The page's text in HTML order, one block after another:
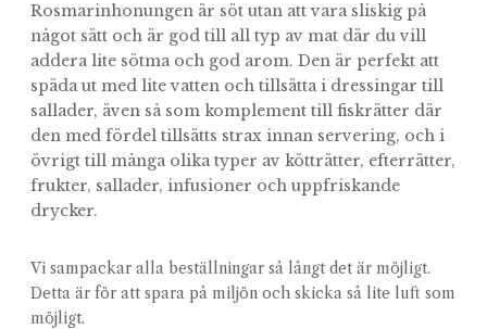
Rosmarinhonungen är söt utan att vara sliskig på
något sätt och är god till all typ av mat där du vill
addera lite sötma och god arom. Den är perfekt att
späda ut med lite vatten och tillsätta i dressingar till
sallader, även så som komplement till fiskrätter där
den med fördel tillsätts strax innan servering, och i
övrigt till många olika typer av kötträtter, efterrätter,
frukter, sallader, infusioner och uppfriskande
drycker.
Vi sampackar alla beställningar så långt det är möjligt.
Detta är för att spara på miljön och skicka så lite luft som
möjligt.